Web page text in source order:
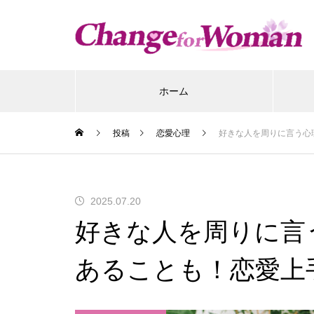
ホーム
投稿 恋愛心理 好きな人を周りに言う
2025.07.20
好きな人を周りに
あることも！恋愛